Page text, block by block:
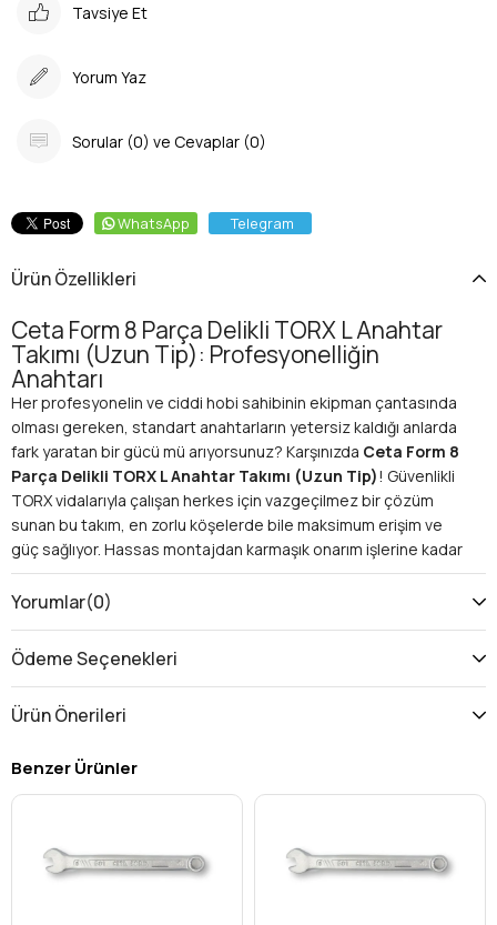
Tavsiye Et
Yorum Yaz
Sorular (0) ve Cevaplar (0)
WhatsApp Telegram
Ürün Özellikleri
Ceta Form 8 Parça Delikli TORX L Anahtar
Takımı (Uzun Tip): Profesyonelliğin
Anahtarı
Her profesyonelin ve ciddi hobi sahibinin ekipman çantasında
olması gereken, standart anahtarların yetersiz kaldığı anlarda
fark yaratan bir gücü mü arıyorsunuz? Karşınızda Ceta Form 8
Parça Delikli TORX L Anahtar Takımı (Uzun Tip)! Güvenlikli
TORX vidalarıyla çalışan herkes için vazgeçilmez bir çözüm
sunan bu takım, en zorlu köşelerde bile maksimum erişim ve
güç sağlıyor. Hassas montajdan karmaşık onarım işlerine kadar
geniş bir yelpazede size eşlik edecek bu anahtar seti ile
işleriniz artık çok daha hızlı, güvenli ve verimli olacak.
Avantajlar ve Kullanım Alanları: Neden Bu
Takım Sizin İçin Doğru Seçim?
Neden Delikli TORX L Anahtar Takımı? Güvenlik ve
Güvenlik Vidalarıyla Tam Uyum:
vidalarını kolayca sökmenizi ve takmanızı sağlar. Bu
özellik, elektronik cihazlar, otomotiv bileşenleri ve
Yetkisiz Erişimi Önleme:
Delikli TORX vidaları, ürün
Yorumlar(0)
Ödeme Seçenekleri
Ürün Önerileri
Benzer Ürünler